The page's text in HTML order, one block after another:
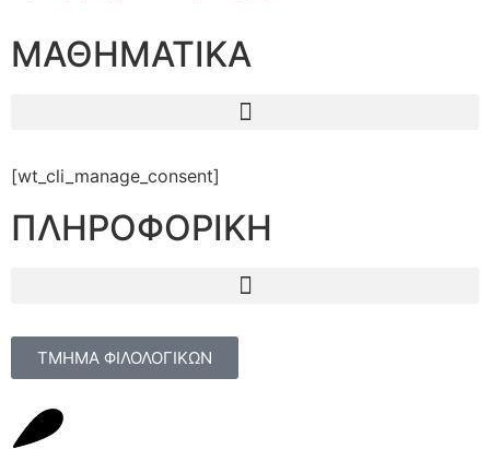
ΜΑΘΗΜΑΤΙΚΑ
[wt_cli_manage_consent]
ΠΛΗΡΟΦΟΡΙΚΗ
ΤΜΗΜΑ ΦΙΛΟΛΟΓΙΚΩΝ